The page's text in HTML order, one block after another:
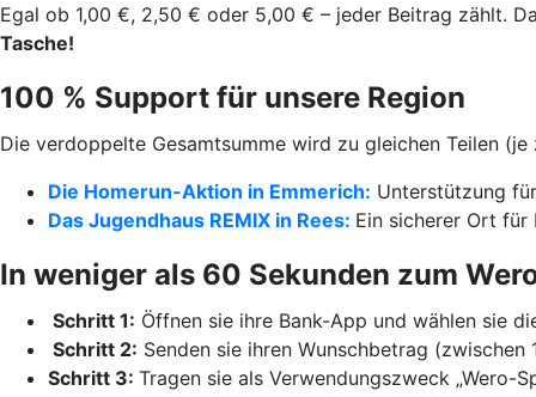
Egal ob 1,00 €, 2,50 € oder 5,00 € – jeder Beitrag zählt.
Tasche!
100 % Support für unsere Region
Die verdoppelte Gesamtsumme wird zu gleichen Teilen
Die Homerun-Aktion in Emmerich: Unterstützung
Das Jugendhaus REMIX in Rees: Ein sicherer Ort für
In weniger als 60 Sekunden zum
Schritt 1: Öffnen sie ihre Bank-App und wählen sie
Schritt 2: Senden sie ihren Wunschbetrag
Schritt 3: Tragen sie als Verwendungszweck „Wero-